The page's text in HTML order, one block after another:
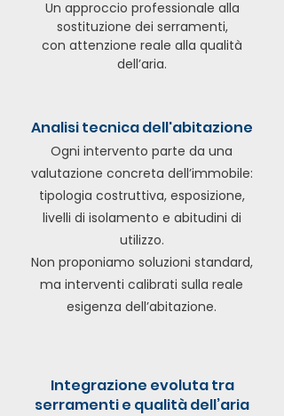
Un approccio professionale alla
sostituzione dei serramenti,
con attenzione reale alla qualità
dell’aria.
Analisi tecnica dell'abitazione
Ogni intervento parte da una
valutazione concreta dell’immobile:
tipologia costruttiva, esposizione,
livelli di isolamento e abitudini di
utilizzo.
Non proponiamo soluzioni standard,
ma interventi calibrati sulla reale
esigenza dell’abitazione.
Integrazione evoluta tra
serramenti e qualità dell’aria